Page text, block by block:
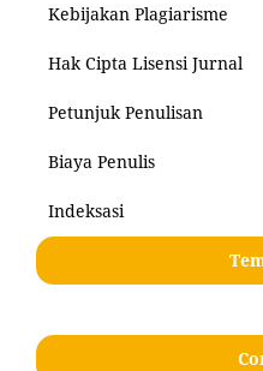
Kebijakan Plagiarisme
Hak Cipta Lisensi Jurnal
Petunjuk Penulisan
Biaya Penulis
Indeksasi